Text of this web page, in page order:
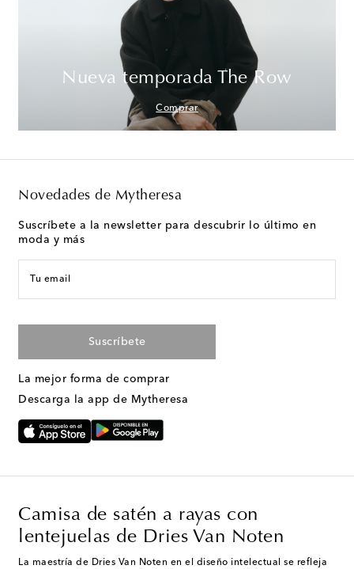
Nueva temporada The Row
Comprar
Novedades de Mytheresa
Suscríbete a la newsletter para descubrir lo último en
moda y más
Tu email
Suscríbete
La mejor forma de comprar
Descarga la app de Mytheresa
Camisa de satén a rayas con
lentejuelas de Dries Van Noten
La maestría de Dries Van Noten en el diseño intelectual se refleja